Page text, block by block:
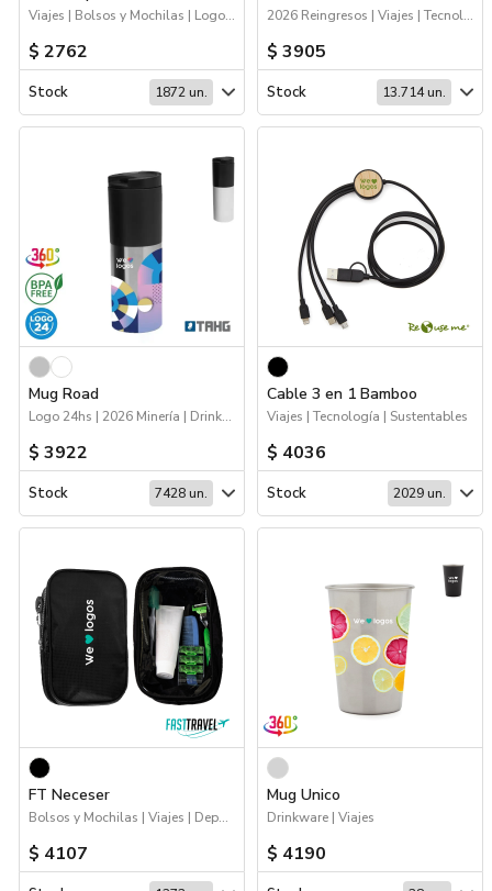
Viajes | Bolsos y Mochilas | Logo 24hs | Deporte | 70%OFF Bolsos y Mochilas | Hogar y Tiempo Libre
$ 2762
Stock 1872 un.
2026 Reingresos | Viajes | Tecnología
$ 3905
Stock 13.714 un.
Mug Road
Logo 24hs | 2026 Minería | Drinkware | Viajes
$ 3922
Stock 7428 un.
Cable 3 en 1 Bamboo
Viajes | Tecnología | Sustentables
$ 4036
Stock 2029 un.
FT Neceser
Bolsos y Mochilas | Viajes | Deporte | Hogar y Tiempo Libre
$ 4107
Mug Unico
Drinkware | Viajes
$ 4190